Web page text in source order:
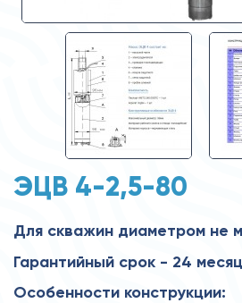
ЭЦВ 4-2,5-80
Для скважин диаметром не
Гарантийный срок - 24
Особенности конструкции: